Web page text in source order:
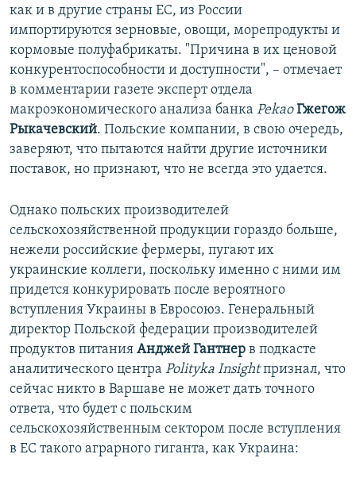
как и в другие страны ЕС, из России
импортируются зерновые, овощи, морепродукты и
кормовые полуфабрикаты. "Причина в их ценовой
конкурентоспособности и доступности", – отмечает
в комментарии газете эксперт отдела
макроэкономического анализа банка Pekao Гжегож
Рыкачевский. Польские компании, в свою очередь,
заверяют, что пытаются найти другие источники
поставок, но признают, что не всегда это удается.
Однако польских производителей
сельскохозяйственной продукции гораздо больше,
нежели российские фермеры, пугают их
украинские коллеги, поскольку именно с ними им
придется конкурировать после вероятного
вступления Украины в Евросоюз. Генеральный
директор Польской федерации производителей
продуктов питания Анджей Гантнер в подкасте
аналитического центра Polityka Insightпризнал, что
сейчас никто в Варшаве не может дать точного
ответа, что будет с польским
сельскохозяйственным сектором после вступления
в ЕС такого аграрного гиганта, как Украина: